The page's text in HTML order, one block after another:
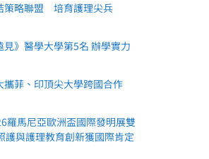
策略聯盟 培育護理尖兵
》醫學大學第5名 辦學實力
菲、印頂尖大學跨國合作
羅馬尼亞歐洲盃國際發明展雙
護與護理教育創新獲國際肯定